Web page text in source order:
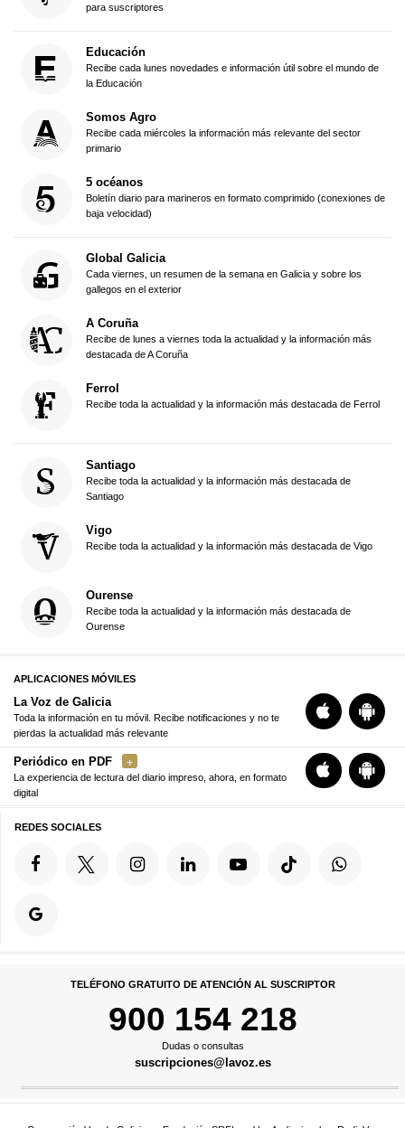
para suscriptores
Educación
Recibe cada lunes novedades e información útil sobre el mundo de
la Educación
Somos Agro
Recibe cada miércoles la información más relevante del sector
primario
5 océanos
Boletín diario para marineros en formato comprimido (conexiones de
baja velocidad)
Global Galicia
Cada viernes, un resumen de la semana en Galicia y sobre los
gallegos en el exterior
A Coruña
Recibe de lunes a viernes toda la actualidad y la información más
destacada de A Coruña
Ferrol
Recibe toda la actualidad y la información más destacada de Ferrol
Santiago
Recibe toda la actualidad y la información más destacada de
Santiago
Vigo
Recibe toda la actualidad y la información más destacada de Vigo
Ourense
Recibe toda la actualidad y la información más destacada de
Ourense
APLICACIONES MÓVILES
La Voz de Galicia
Toda la información en tu móvil. Recibe notificaciones y no te
pierdas la actualidad más relevante
Periódico en PDF
La experiencia de lectura del diario impreso, ahora, en formato
digital
REDES SOCIALES
TELÉFONO GRATUITO DE ATENCIÓN AL SUSCRIPTOR
900 154 218
Dudas o consultas
suscripciones@lavoz.es